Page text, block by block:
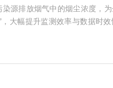
源排放烟气中的烟尘浓度，
大幅提升监测效率与数据时